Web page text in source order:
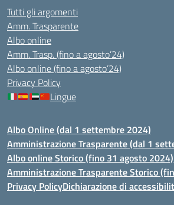
Tutti gli argomenti
Amm. Trasparente
Albo online
Amm. Trasp. (fino a agosto’24)
Albo online (fino a agosto’24)
Privacy Policy
Lingue
Albo Online (dal 1 settembre 2024)
Amministrazione Trasparente (dal 1
Albo online Storico (fino 31 agosto 2024)
Amministrazione Trasparente Storico
Privacy PolicyDichiarazione di